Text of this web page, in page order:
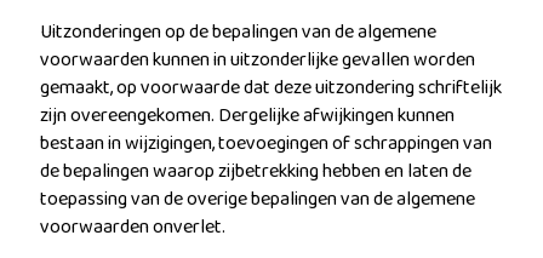
Uitzonderingen op de bepalingen van de algemene
voorwaarden kunnen in uitzonderlijke gevallen worden
gemaakt, op voorwaarde dat deze uitzondering schriftelijk
zijn overeengekomen. Dergelijke afwijkingen kunnen
bestaan in wijzigingen, toevoegingen of schrappingen van
de bepalingen waarop zijbetrekking hebben en laten de
toepassing van de overige bepalingen van de algemene
voorwaarden onverlet.